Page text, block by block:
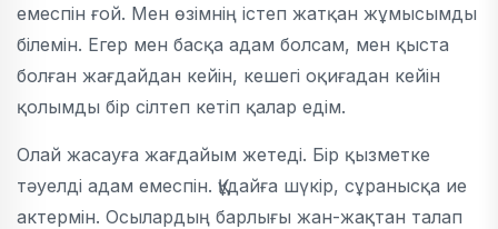
емеспін ғой. Мен өзімнің істеп жатқан жұмысымды
білемін. Егер мен басқа адам болсам, мен қыста
болған жағдайдан кейін, кешегі оқиғадан кейін
қолымды бір сілтеп кетіп қалар едім.
Олай жасауға жағдайым жетеді. Бір қызметке
тәуелді адам емеспін. Құдайға шүкір, сұранысқа ие
актермін. Осылардың барлығы жан-жақтан талап